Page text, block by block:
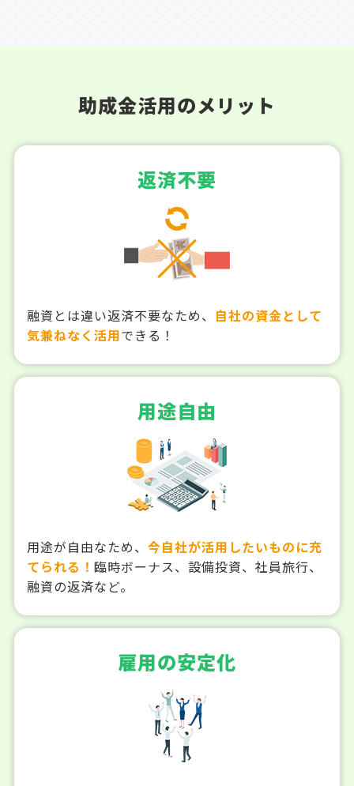
助成金活用のメリット
返済不要
融資とは違い返済不要なため、 自社の資金として
気兼ねなく活用できる！
用途自由
用途が自由なため、 今自社が活用したいものに充
てられる！ 臨時ボーナス、設備投資、社員旅行、
融資の返済など。
雇用の安定化